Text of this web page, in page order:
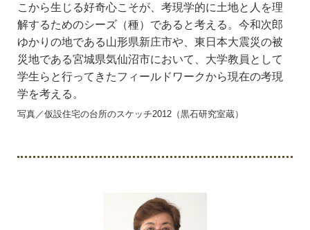
こから生じる好奇心こそが、考現学的に土地と人を理
解するためのシーズ（種）であると考える。今和次郎
ゆかりの地である山形県新庄市や、東日本大震災の被
災地である宮城県気仙沼市において、大学教員として
学生らと行ってきたフィールドワークから現在の考現
学を考える。
写真／仮設住宅の台所のスケッチ2012（黒石研究室蔵）